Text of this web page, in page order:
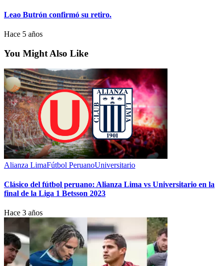
Leao Butrón confirmó su retiro.
Hace 5 años
You Might Also Like
Alianza LimaFútbol PeruanoUniversitario
Clásico del fútbol peruano: Alianza Lima vs Universitario en la
final de la Liga 1 Betsson 2023
Hace 3 años